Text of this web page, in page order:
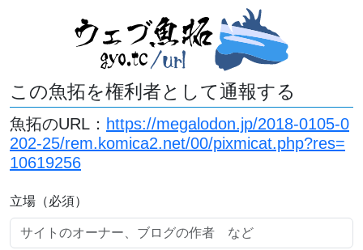
この魚拓を権利者として通報する
魚拓のURL： https://megalodon.jp/2018-0105-0
202-25/rem.komica2.net/00/pixmicat.php?res=
10619256
立場（必須）